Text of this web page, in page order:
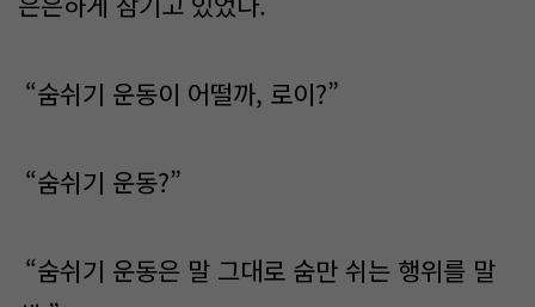
“숨쉬기 운동이 어떨까, 로이?”
“숨쉬기 운동?”
“숨쉬기 운동은 말 그대로 숨만 쉬는 행위를 말